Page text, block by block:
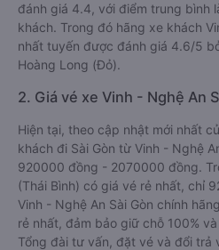
đánh giá 4.4, với điểm trung bình
khách. Trong đó hãng xe khách
nhất tuyến được đánh giá 4.6/5
Hoàng Long (Đỏ).
2. Giá vé xe Vinh - Nghệ An
Hiện tại, theo cập nhật mới nhất
khách đi Sài Gòn từ Vinh - Nghệ
920000 đồng - 2070000 đồng.
(Thái Bình) có giá vé rẻ nhất, chỉ
Vinh - Nghệ An Sài Gòn chính
rẻ nhất, đảm bảo giữ chỗ 100%
Tổng đài tư vấn, đặt vé và đổi trả